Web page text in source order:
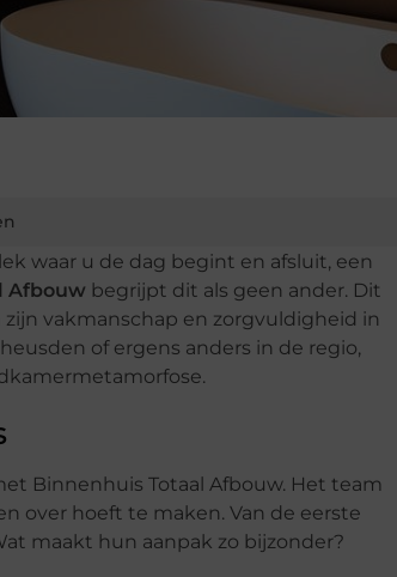
waar u de dag begint en afsluit, een
Afbouw begrijpt dit als geen ander. Dit
vakmanschap en zorgvuldigheid in
of ergens anders in de regio,
Binnenhuis Totaal Afbouw. Het team
over hoeft te maken. Van de eerste
maakt hun aanpak zo bijzonder?